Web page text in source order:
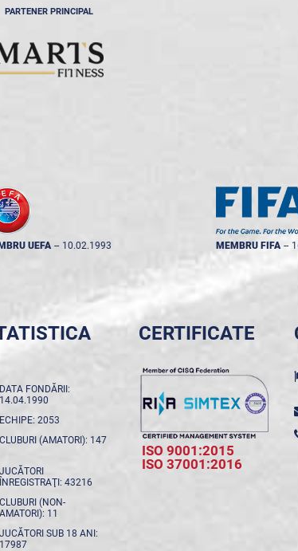
PARTENER PRINCIPAL
UEFA -- 10.02.1993 MEMBRU FIFA --
DATA FONDĂRII:
14.04.1990
ECHIPE: 2053
CLUBURI (AMATORI): 147
JUCĂTORI
ÎNREGISTRAŢI: 43216
CLUBURI (NON-
AMATORI): 11
JUCĂTORI SUB 18 ANI:
17987
CERTIFICATE
ISO 9001:2015
ISO 37001:2016